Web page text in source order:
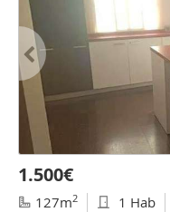
1.500€
127m2 1 Hab